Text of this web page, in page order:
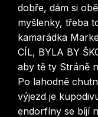
dobře, dám si
myšlenky, třeba
kamarádka
CÍL, BYLA BY
aby tě ty Stráně
Po lahodně
výjezd je
endorfíny se bíjí